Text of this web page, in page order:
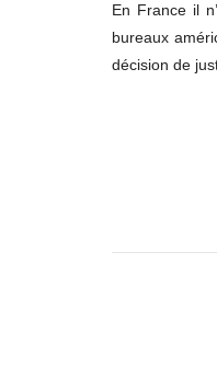
En France il
bureaux
décision de